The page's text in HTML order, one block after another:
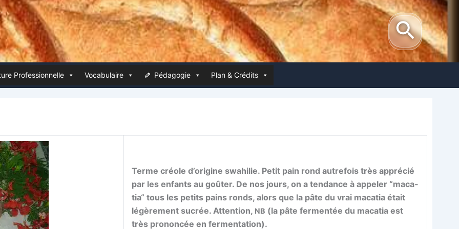
Pro­fes­sion­nelle Voca­bu­laire Péda­go­gie Plan & Crédits
Terme créole d’origine swa­hi­lie. Petit pain rond autre­fois très appré­cié
par les enfants au goû­ter. De nos jours, on a ten­dance à appe­ler “maca­
tia“ tous les petits pains ronds, alors que la pâte du vrai maca­tia était
légè­re­ment sucrée. Atten­tion, NB (la pâte fer­men­tée du maca­tia est
très pro­non­cée en fermentation).